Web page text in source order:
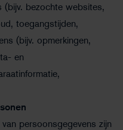
(bijv. bezochte websites,
toegangstijden,
(bijv. opmerkingen,
en
persoonsgegevens zijn